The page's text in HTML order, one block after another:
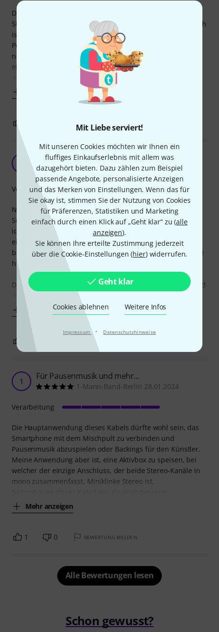
Mit Liebe serviert!
Mit unseren Cookies möchten wir Ihnen ein
fluffiges Einkaufserlebnis mit allem was
dazugehört bieten. Dazu zählen zum Beispiel
passende Angebote, personalisierte Anzeigen
und das Merken von Einstellungen. Wenn das für
Sie okay ist, stimmen Sie der Nutzung von Cookies
für Präferenzen, Statistiken und Marketing
einfach durch einen Klick auf „Geht klar“ zu (alle
anzeigen).
Sie können Ihre erteilte Zustimmung jederzeit
über die Cookie-Einstellungen (hier) widerrufen.
Geht klar
Cookies ablehnen Weitere Infos
Impressum · Datenschutzhinweise
Das Kabel macht den Schein richtig gut zu sein: vergoldete
Stecker, guter Look. Dem ist aber nicht so. Das Kabel an sich
ist sehr unflexibel, bleibt immer in der starren Knick-
Position wie es beim Kauf verpackt war und lässt sich nur
noch zusammenfalten, nicht wickeln. Bei mir gab es nach
einigen Einsätzen bereits einen Wackelkontakt. Stecker
BEWERTUNG MELDEN
Verbesserung
StephanK 20.10.2009
Nachdem ich vor einiger Zeit mal ein Cinchkabel von The
Snake gekauft habe, das mich nicht begeistert hat. So war
ich beim erneuten Kauf erstmal vorsichtig und habe
eigentlich blaue Y-Kabel eines Konkurrenzunternehmens
bevorzugt und nur das Pro Snake gekauft, da ich eh gerade
hier bestellt habe.
Die Pro bei den Snake-Kabeln scheint aber den Unterschied
Mehr anzeigen
Verarbeitung
BEWERTUNG MELDEN
1 Für Pausenmusik und mehr...
1-Mann-Band-Berlin 28.01.2024
Die Hauptanwendung dieses Kabels dürfte wohl sein, das
Smartphone mit dem Mischpult zu verbinden und
Pausenmusik abzuspielen oder Backings für den Künstler.
Meine Anwendung aber ist, eine Aktivbox zu speisen, bei
welcher der einzige Anschluss, der beide Stereo-Kanäle in
mono zusammenfasst, Miniklinke Stereo ist.
Mehr anzeigen
Verarbeitung
1 0 BEWERTUNG MELDEN
Alle Bewertungen lesen
Schon gewusst?